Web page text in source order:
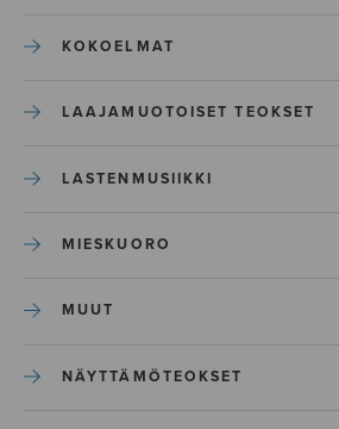
KOKOELMAT
LAAJAMUOTOISET TEOKSET
LASTENMUSIIKKI
MIESKUORO
MUUT
NÄYTTÄMÖTEOKSET